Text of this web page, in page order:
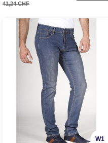
41,24 CHF
W1